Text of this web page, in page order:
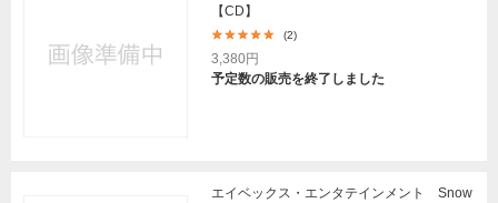
【CD】
(2)
3,380円
予定数の販売を終了しました
エイベックス・エンタテインメント Snow